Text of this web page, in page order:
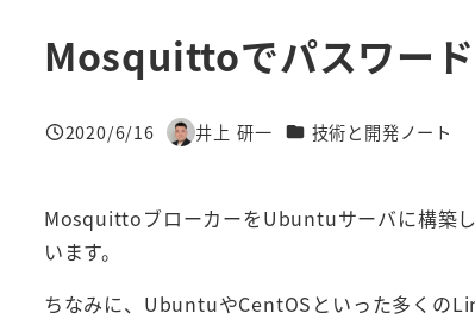
Mosquittoでパスワー
投稿日
2020/6/16
著
井上 研一 カテゴリー
技術と開発ノート
MosquittoブローカーをUbuntuサーバに構築
います。
ちなみに、UbuntuやCentOSといった多くの